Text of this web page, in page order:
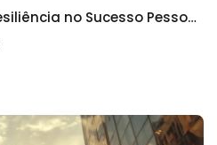
O Papel da Resiliência no Sucesso Pessoal e Profissional